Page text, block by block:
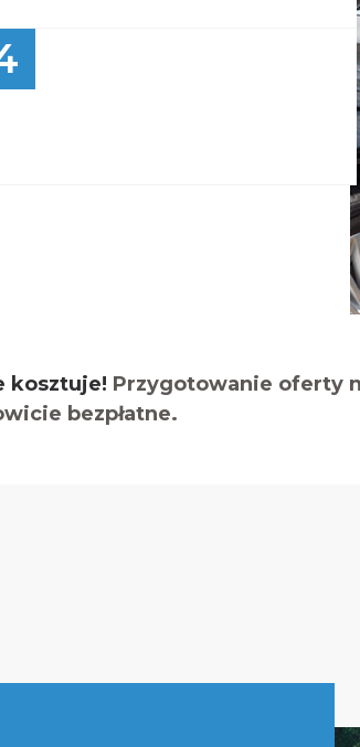
kosztuje! Przygotowanie oferty
bezpłatne.